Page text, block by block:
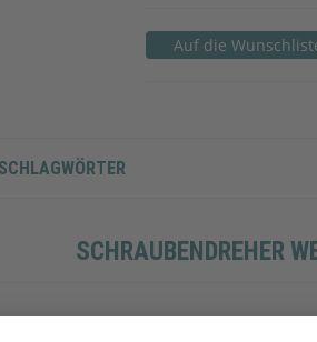
SCHLAGWÖRTER
SCHRAUBENDREHER